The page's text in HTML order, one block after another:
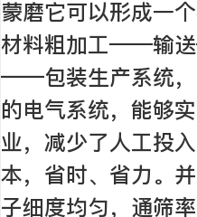
蒙磨它可以形成一
材料粗加工——输
——包装生产系统，
的电气系统，能够
业，减少了人工投
本，省时、省力。
子细度均匀，通筛